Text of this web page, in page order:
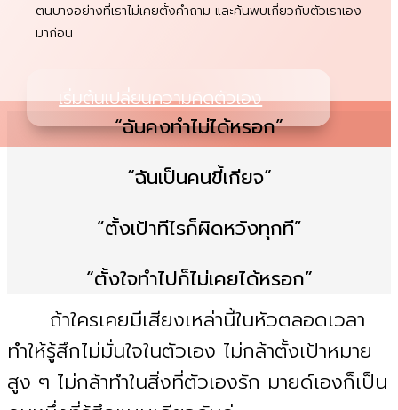
ตนบางอย่างที่เราไม่เคยตั้งคำถาม และค้นพบเกี่ยวกับตัวเราเอง
มาก่อน
เริ่มต้นเปลี่ยนความคิดตัวเอง
“ฉันคงทำไม่ได้หรอก”
“ฉันเป็นคนขี้เกียจ”
“ตั้งเป้าทีไรก็ผิดหวังทุกที”
“ตั้งใจทำไปก็ไม่เคยได้หรอก”
ถ้าใครเคยมีเสียงเหล่านี้ในหัวตลอดเวลา
ทำให้รู้สึกไม่มั่นใจในตัวเอง ไม่กล้าตั้งเป้าหมาย
สูง ๆ ไม่กล้าทำในสิ่งที่ตัวเองรัก มายด์เองก็เป็น